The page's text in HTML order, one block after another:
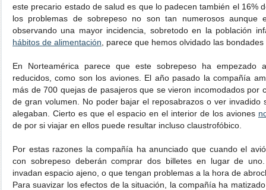
este precario estado de salud es que lo padecen también el 16%
los problemas de sobrepeso no son tan numerosos aunque
observando una mayor incidencia, sobretodo en la población
hábitos de alimentación , parece que hemos olvidado las
En Norteamérica parece que este sobrepeso ha empezado
reducidos, como son los aviones. El año pasado la compañía
más de 700 quejas de pasajeros que se vieron incomodados por
de gran volumen. No poder bajar el reposabrazos o ver invadido
alegaban. Cierto es que el espacio en el interior de los aviones
de por si viajar en ellos puede resultar incluso claustrofóbico.
Por estas razones la compañía ha anunciado que cuando el
con sobrepeso deberán comprar dos billetes en lugar de
invadan espacio ajeno, o que tengan problemas a la hora de
Para suavizar los efectos de la situación, la compañía ha